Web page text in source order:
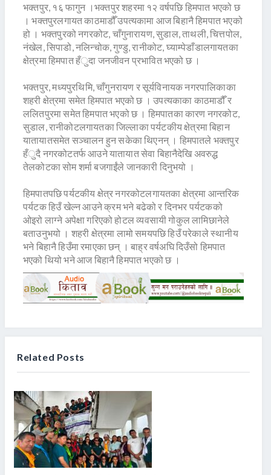
भक्तपुर, १६ फागुन ।भक्तपुर शहरमा १२ वर्षपछि हिमपात भएको छ
। भक्तपुरलगायत काठमाडौँ उपत्यकामा आज बिहानै हिमपात भएको
हो । भक्तपुरको नगरकोट, चाँगुनारायण, सुडाल, ताथली, चित्तपोल,
नंखेल, सिपाडो, नलिन्चोक, गुण्डु, रानीकोट, घ्याम्पेडाँडालगायतका
क्षेत्रमा हिमपात हँुदा जनजीवन प्रभावित भएको छ ।
भक्तपुर, मध्यपुरथिमि, चाँगुनरायण र सूर्यविनायक नगरपालिकाका
शहरी क्षेत्रमा समेत हिमपात भएको छ । उपत्यकाका काठमाडौँ र
ललितपुरमा समेत हिमपात भएको छ । हिमपातका कारण नगरकोट,
सुडाल, रानीकोटलगायतका जिल्लाका पर्यटकीय क्षेत्रमा बिहान
यातायातसमेत सञ्चालन हुन सकेका थिएनन् । हिमपातले भक्तपुर
हँुदै नगरकोटतर्फ आउने यातायात सेवा बिहानैदेखि अवरुद्ध
तेलकोटका सोम शर्मा बजगाईंले जानकारी दिनुभयो ।
हिमपातपछि पर्यटकीय क्षेत्र नगरकोटलगायतका क्षेत्रमा आन्तरिक
पर्यटक हिउँ खेल्न आउने क्रम भने बढेको र दिनभर पर्यटकको
ओइरो लाग्ने अपेक्षा गरिएको होटल व्यवसायी गोकुल लामिछानेले
बताउनुभयो । शहरी क्षेत्रमा लामो समयपछि हिउँ परेकाले स्थानीय
भने बिहानै हिउँमा रमाएका छन् । बाह्र वर्षअघि दिउँसो हिमपात
भएको थियो भने आज बिहानै हिमपात भएको छ ।
Related Posts